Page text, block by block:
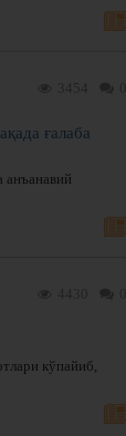
ғалаба
анъанавий
кўпайиб,